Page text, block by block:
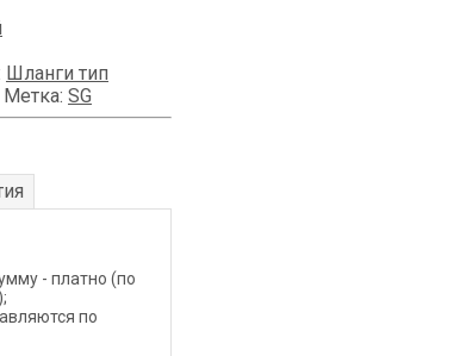
Шланги тип
Метка: SG
- платно (по
по